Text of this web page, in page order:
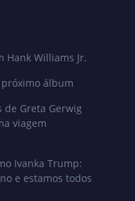
Hank Williams Jr.
álbum
de Greta Gerwig
viagem
Ivanka Trump:
e estamos todos